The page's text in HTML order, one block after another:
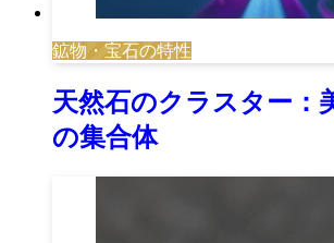
鉱物・宝石の特性
天然石のクラスター：
の集合体